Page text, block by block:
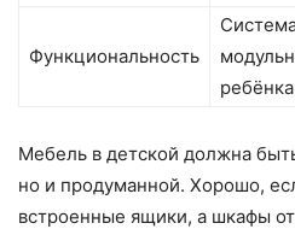
Функциональность
ребёнка
Мебель в детской должна
но и продуманной. Хорошо,
встроенные ящики, а шкафы